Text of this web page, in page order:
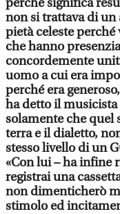
perché significa
non si trattava di un
pietà celeste
che hanno
concordemente
uomo a cui era
perché era
ha detto il
solamente che quel
terra e il dialetto,
stesso livello di un
«Con lui – ha infine
registrai una
non dimenticherò
stimolo ed